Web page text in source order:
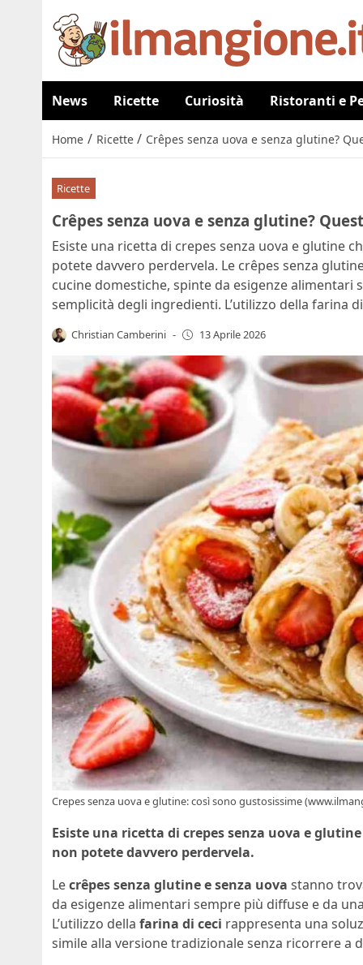
News Ricette Curiosità Ristoranti e
Home / Ricette / Crêpes senza uova e senza glutine?
Ricette
Crêpes senza uova e senza glutine?
Esiste una ricetta di crepes senza uova e glutine
potete davvero perdervela. Le crêpes senza
cucine domestiche, spinte da esigenze
semplicità degli ingredienti. L’utilizzo della farina
Christian Camberini - 13 Aprile 2026
Crepes senza uova e glutine: così sono gustosissime
Esiste una ricetta di crepes senza uova e
non potete davvero perdervela.
Lecrêpes senza glutine e senza uova stanno
da esigenze alimentari sempre più diffuse e da
L’utilizzo della farina di ceci rappresenta una
simile alla versione tradizionale senza ricorrere